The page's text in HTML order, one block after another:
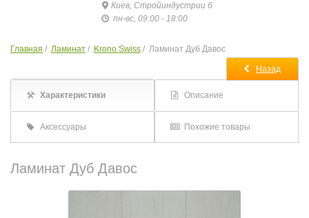
Киев, Стройиндустрии 6
пн-вс, 09:00 - 18:00
Главная / Ламинат / Krono Swiss / Ламинат Дуб Давос
Характеристики Описание
Аксессуары Похожие товары
Назад
Ламинат Дуб Давос